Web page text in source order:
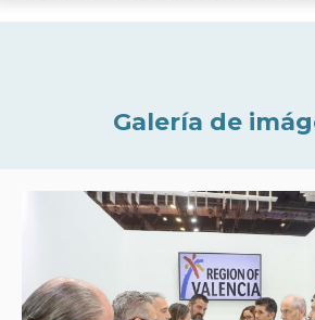
Galería de